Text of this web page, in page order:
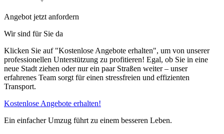
Angebot jetzt anfordern
Wir sind für Sie da
Klicken Sie auf "Kostenlose Angebote erhalten", um von unserer
professionellen Unterstützung zu profitieren! Egal, ob Sie in eine
neue Stadt ziehen oder nur ein paar Straßen weiter – unser
erfahrenes Team sorgt für einen stressfreien und effizienten
Transport.
Kostenlose Angebote erhalten!
Ein einfacher Umzug führt zu einem besseren Leben.